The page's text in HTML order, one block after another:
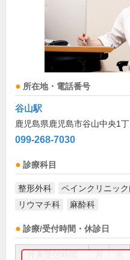
所在地・電話番号
谷山駅
鹿児島県鹿児島市谷山中央1
099-268-7030
診療科目
整形外科 ペインクリニッ
リウマチ科
麻酔科
診療/受付時間・休診日